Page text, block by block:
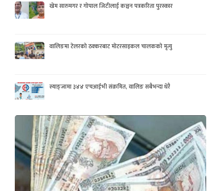
खेम सारुमगर र गोपाल जिटीलाई कञ्चन पत्रकरिता पुरस्कार
वालिङमा टेलरको ठक्करबाट मोटरसाइकल चालकको मृत्यु
स्याङ्जामा ३४४ एचआईभी संक्रमित, वालिङ सबैभन्दा धेरै